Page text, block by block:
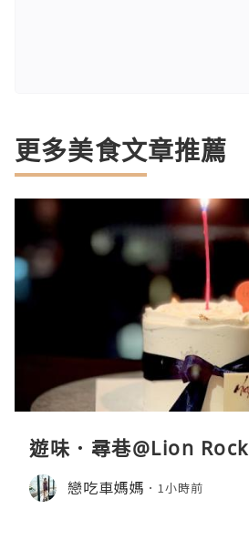
更多美食文章推薦
遊味．尋巷@Lion Rock
戀吃車媽媽 1小時前